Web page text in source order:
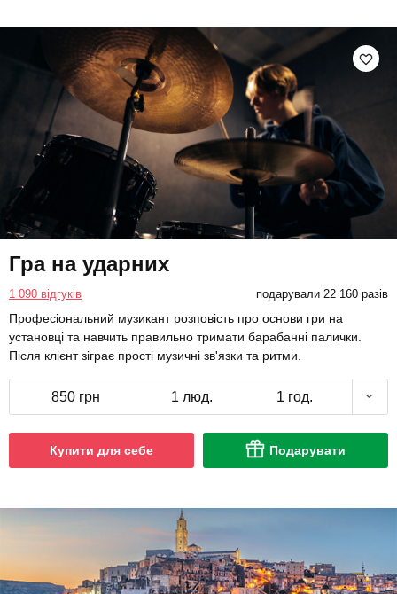
Гра на ударних
1 090 відгуків подарували 22 160 разів
Професіональний музикант розповість про основи гри на
установці та навчить правильно тримати барабанні палички.
Після клієнт зіграє прості музичні зв'язки та ритми.
850 грн 1 люд. 1 год.
Купити для себе Подарувати